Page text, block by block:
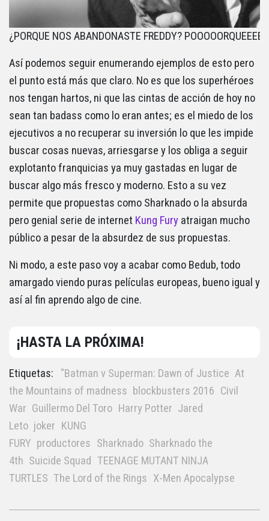
¿PORQUE NOS ABANDONASTE FREDDY?
Así podemos seguir enumerando ejemplos de esto pero
el punto está más que claro. No es que los superhéroes
nos tengan hartos, ni que las cintas de acción de hoy no
sean tan badass como lo eran antes; es el miedo de los
ejecutivos a no recuperar su inversión lo que les impide
buscar cosas nuevas, arriesgarse y los obliga a seguir
explotanto franquicias ya muy gastadas en lugar de
buscar algo más fresco y moderno. Esto a su vez
permite que propuestas como Sharknado o la absurda
pero genial serie de internet Kung Fury atraigan mucho
público a pesar de la absurdez de sus propuestas.
Ni modo, a este paso voy a acabar como Bedub, todo
amargado viendo puras películas europeas, bueno igual y
así al fin aprendo algo de cine.
¡HASTA LA PRÓXIMA!
Etiquetas: "Batman v Superman: Dawn of Justice At
the Mountains of madness blockbusters 2016 Civil
War Guillermo Del Toro Harry Potter Jared
Leto joker KUNG
FURY productores Sharknado Sharknado the
4th Suicide Squad TEENAGE MUTANT NINJA
TURTLES The Lord of the Rings X-Men Apocalypse